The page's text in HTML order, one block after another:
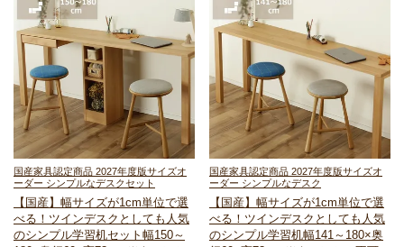
国産家具認定商品 2027年度版サイズオ
ーダー シンプルなデスクセット
【国産】幅サイズが1cm単位で選
べる！ツインデスクとしても人気
のシンプル学習机セット 幅150～
国産家具認定商品 2027年度版サイズオ
ーダー シンプルなデスク
【国産】幅サイズが1cm単位で選
べる！ツインデスクとしても人気
のシンプル学習机幅141～180×奥